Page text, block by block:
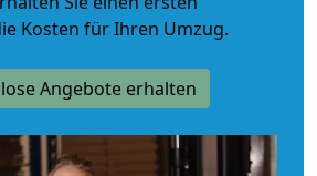
Kosten für Ihren Umzug.
Angebote erhalten